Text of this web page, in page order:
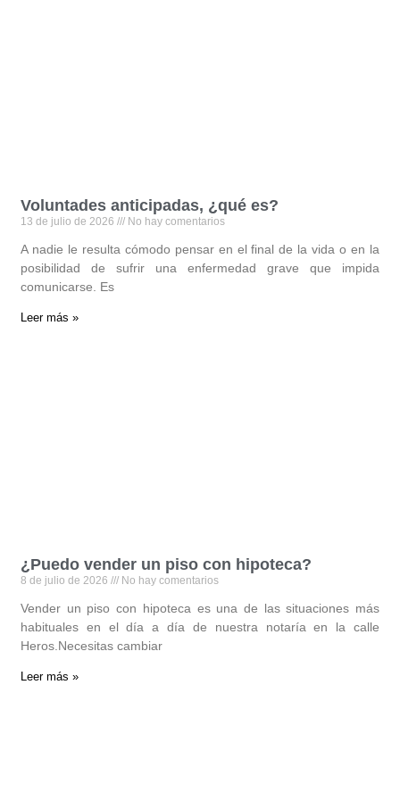
Voluntades anticipadas, ¿qué es?
13 de julio de 2026 No hay comentarios
A nadie le resulta cómodo pensar en el final de la vida o en la
posibilidad de sufrir una enfermedad grave que impida
comunicarse. Es
Leer más »
¿Puedo vender un piso con hipoteca?
8 de julio de 2026 No hay comentarios
Vender un piso con hipoteca es una de las situaciones más
habituales en el día a día de nuestra notaría en la calle
Heros.Necesitas cambiar
Leer más »